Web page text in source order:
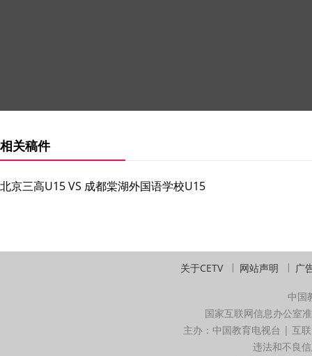
相关稿件
北京三高U15 VS 成都棠湖外国语学校U15
关于CETV 网站声明 广
中国
国家互联网信息办公室
主办：中国教育电视台 | 互
违法和不良